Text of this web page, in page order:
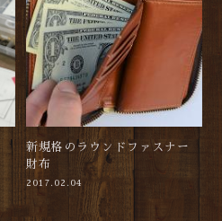
新規格のラウンドファスナー
財布
2017.02.04